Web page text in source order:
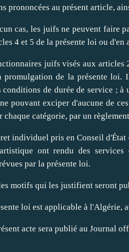
prononcées au présent article,
cas, les juifs ne peuvent faire
4 et 5 de la présente loi ou d'en
juifs visés aux articles
de la présente loi.
conditions de durée de service ;
pouvant exciper d'aucune de
chaque catégorie, par un
individuel pris en Conseil
ont rendu des
par la présente loi.
motifs qui les justifient seront
loi est applicable à l'Algérie,
acte sera publié au Journal